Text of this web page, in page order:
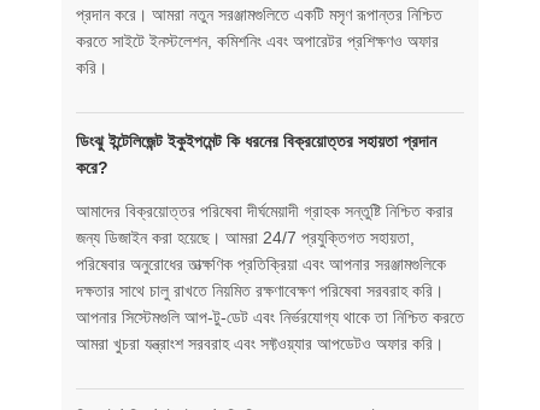
প্রদান করে। আমরা নতুন সরঞ্জামগুলিতে একটি মসৃণ রূপান্তর নিশ্চিত
করতে সাইটে ইনস্টলেশন, কমিশনিং এবং অপারেটর প্রশিক্ষণও অফার
করি।
ডিংঝু ইন্টেলিজেন্ট ইকুইপমেন্ট কি ধরনের বিক্রয়োত্তর সহায়তা প্রদান
করে?
আমাদের বিক্রয়োত্তর পরিষেবা দীর্ঘমেয়াদী গ্রাহক সন্তুষ্টি নিশ্চিত করার
জন্য ডিজাইন করা হয়েছে। আমরা 24/7 প্রযুক্তিগত সহায়তা,
পরিষেবার অনুরোধের তাত্ক্ষণিক প্রতিক্রিয়া এবং আপনার সরঞ্জামগুলিকে
দক্ষতার সাথে চালু রাখতে নিয়মিত রক্ষণাবেক্ষণ পরিষেবা সরবরাহ করি।
আপনার সিস্টেমগুলি আপ-টু-ডেট এবং নির্ভরযোগ্য থাকে তা নিশ্চিত করতে
আমরা খুচরা যন্ত্রাংশ সরবরাহ এবং সফ্টওয়্যার আপডেটও অফার করি।